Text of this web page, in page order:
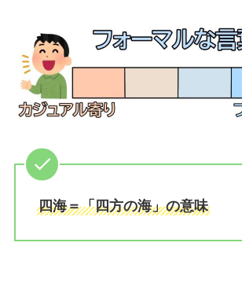
四海＝「四方の海」の意味